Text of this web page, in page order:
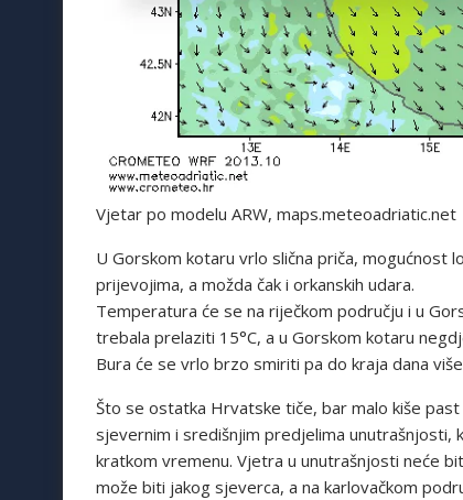
Vjetar po modelu ARW, maps.meteoadriatic.net
U Gorskom kotaru vrlo slična priča, mogućnost
prijevojima, a možda čak i orkanskih udara.
Temperatura će se na riječkom području i u
trebala prelaziti 15°C, a u Gorskom kotaru
Bura će se vrlo brzo smiriti pa do kraja dana
Što se ostatka Hrvatske tiče, bar malo kiše
sjevernim i središnjim predjelima unutrašnjosti,
kratkom vremenu. Vjetra u unutrašnjosti neće
može biti jakog sjeverca, a na karlovačkom